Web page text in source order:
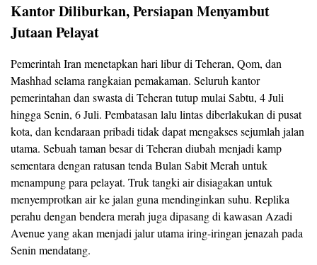
Kantor Diliburkan, Persiapan Menyambut
Jutaan Pelayat
Pemerintah Iran menetapkan hari libur di Teheran, Qom, dan
Mashhad selama rangkaian pemakaman. Seluruh kantor
pemerintahan dan swasta di Teheran tutup mulai Sabtu, 4 Juli
hingga Senin, 6 Juli. Pembatasan lalu lintas diberlakukan di pusat
kota, dan kendaraan pribadi tidak dapat mengakses sejumlah jalan
utama. Sebuah taman besar di Teheran diubah menjadi kamp
sementara dengan ratusan tenda Bulan Sabit Merah untuk
menampung para pelayat. Truk tangki air disiagakan untuk
menyemprotkan air ke jalan guna mendinginkan suhu. Replika
perahu dengan bendera merah juga dipasang di kawasan Azadi
Avenue yang akan menjadi jalur utama iring-iringan jenazah pada
Senin mendatang.